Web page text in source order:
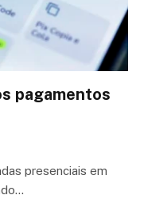
pagamentos
presenciais em